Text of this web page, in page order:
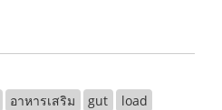
อาหารเสริม gut load